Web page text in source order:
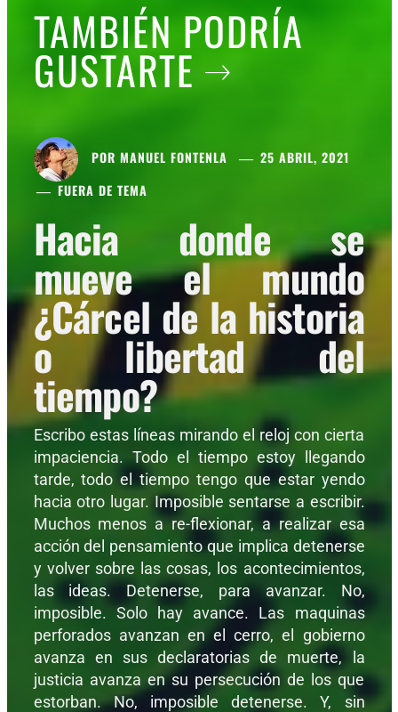
TAMBIÉN PODRÍA
GUSTARTE
POR MANUEL FONTENLA
25 ABRIL, 2021
FUERA DE TEMA
Hacia donde se
mueve el mundo
¿Cárcel de la historia
o libertad del
tiempo?
Escribo estas líneas mirando el reloj con cierta
impaciencia. Todo el tiempo estoy llegando
tarde, todo el tiempo tengo que estar yendo
hacia otro lugar. Imposible sentarse a escribir.
Muchos menos a re-flexionar, a realizar esa
acción del pensamiento que implica detenerse
y volver sobre las cosas, los acontecimientos,
las ideas. Detenerse, para avanzar. No,
imposible. Solo hay avance. Las maquinas
perforados avanzan en el cerro, el gobierno
avanza en sus declaratorias de muerte, la
justicia avanza en su persecución de los que
estorban. No, imposible detenerse. Y, sin